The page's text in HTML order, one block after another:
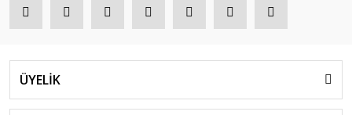
ÜYELİK